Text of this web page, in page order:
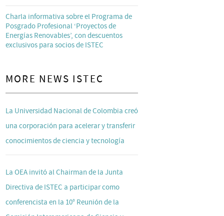
Charla informativa sobre el Programa de
Posgrado Profesional ‘Proyectos de
Energías Renovables’, con descuentos
exclusivos para socios de ISTEC
MORE NEWS ISTEC
La Universidad Nacional de Colombia creó
una corporación para acelerar y transferir
conocimientos de ciencia y tecnología
La OEA invitó al Chairman de la Junta
Directiva de ISTEC a participar como
conferencista en la 10° Reunión de la